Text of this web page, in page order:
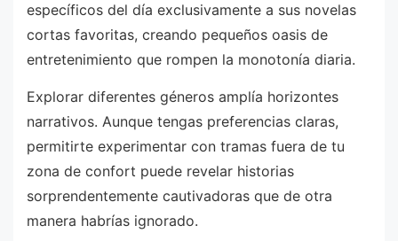
específicos del día exclusivamente a sus novelas
cortas favoritas, creando pequeños oasis de
entretenimiento que rompen la monotonía diaria.
Explorar diferentes géneros amplía horizontes
narrativos. Aunque tengas preferencias claras,
permitirte experimentar con tramas fuera de tu
zona de confort puede revelar historias
sorprendentemente cautivadoras que de otra
manera habrías ignorado.